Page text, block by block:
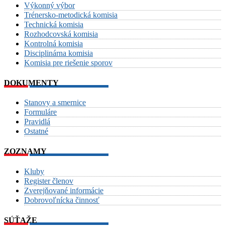
Výkonný výbor
Trénersko-metodická komisia
Technická komisia
Rozhodcovská komisia
Kontrolná komisia
Disciplinárna komisia
Komisia pre riešenie sporov
DOKUMENTY
Stanovy a smernice
Formuláre
Pravidlá
Ostatné
ZOZNAMY
Kluby
Register členov
Zverejňované informácie
Dobrovoľnícka činnosť
SÚŤAŽE